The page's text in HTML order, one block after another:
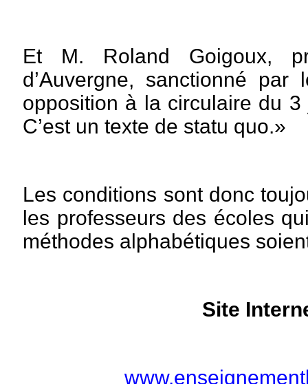
Et M. Roland Goigoux,
d’Auvergne, sanctionné
opposition à la circulaire du
C’est un texte de statu quo.»
Les conditions sont donc
les professeurs des écoles
méthodes alphabétiques
Site